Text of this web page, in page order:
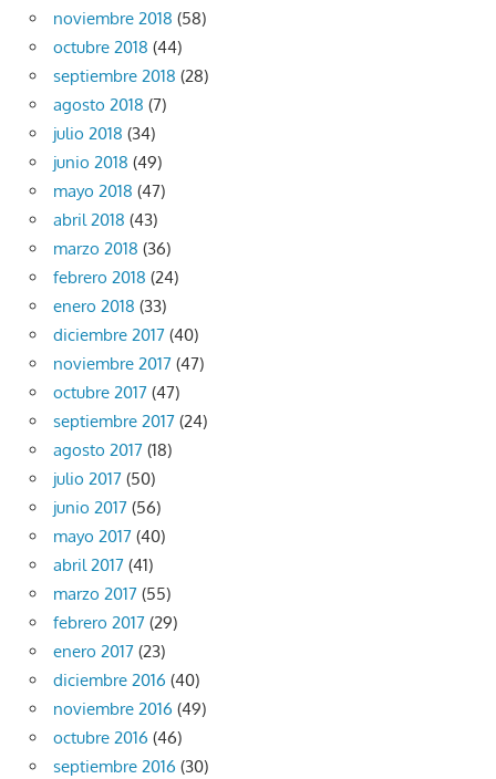
noviembre 2018 (58)
octubre 2018 (44)
septiembre 2018 (28)
agosto 2018 (7)
julio 2018 (34)
junio 2018 (49)
mayo 2018 (47)
abril 2018 (43)
marzo 2018 (36)
febrero 2018 (24)
enero 2018 (33)
diciembre 2017 (40)
noviembre 2017 (47)
octubre 2017 (47)
septiembre 2017 (24)
agosto 2017 (18)
julio 2017 (50)
junio 2017 (56)
mayo 2017 (40)
abril 2017 (41)
marzo 2017 (55)
febrero 2017 (29)
enero 2017 (23)
diciembre 2016 (40)
noviembre 2016 (49)
octubre 2016 (46)
septiembre 2016 (30)